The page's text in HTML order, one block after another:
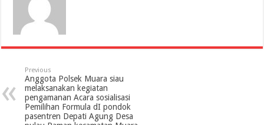
Previous
Anggota Polsek Muara siau
melaksanakan kegiatan
pengamanan Acara sosialisasi
Pemilihan Formula dI pondok
pasentren Depati Agung Desa